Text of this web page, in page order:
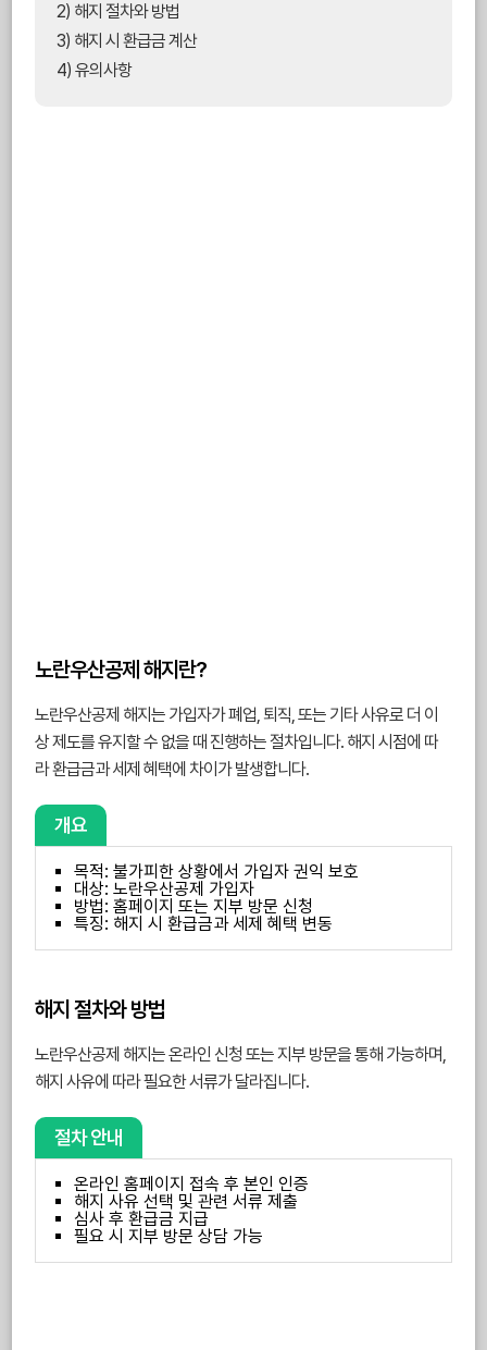
2) 해지 절차와 방법
3) 해지 시 환급금 계산
4) 유의사항
노란우산공제 해지란?
노란우산공제 해지는 가입자가 폐업, 퇴직, 또는 기타 사유로 더 이
상 제도를 유지할 수 없을 때 진행하는 절차입니다. 해지 시점에 따
라 환급금과 세제 혜택에 차이가 발생합니다.
개요
목적: 불가피한 상황에서 가입자 권익 보호
대상: 노란우산공제 가입자
방법: 홈페이지 또는 지부 방문 신청
특징: 해지 시 환급금과 세제 혜택 변동
해지 절차와 방법
노란우산공제 해지는 온라인 신청 또는 지부 방문을 통해 가능하며,
해지 사유에 따라 필요한 서류가 달라집니다.
절차 안내
온라인 홈페이지 접속 후 본인 인증
해지 사유 선택 및 관련 서류 제출
심사 후 환급금 지급
필요 시 지부 방문 상담 가능